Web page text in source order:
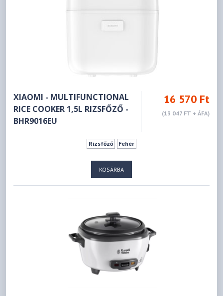
XIAOMI - MULTIFUNCTIONAL
RICE COOKER 1,5L RIZSFŐZŐ -
BHR9016EU
16 570 Ft
(13 047 FT + ÁFA)
Rizsfőző Fehér
KOSÁRBA